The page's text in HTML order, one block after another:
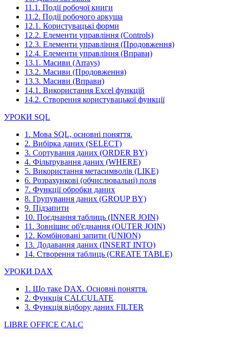
11.1. Події робочої книги
11.2. Події робочого аркуша
12.1. Користувацькі форми
12.2. Елементи управління (Controls)
12.3. Елементи управління (Продовження)
12.4. Елементи управління (Вправи)
13.1. Масиви (Arrays)
13.2. Масиви (Продовження)
13.3. Масиви (Вправи)
14.1. Використання Excel функцій
14.2. Створення користувацької функції
УРОКИ SQL
1. Мова SQL, основні поняття.
2. Вибірка даних (SELECT)
3. Сортування даних (ORDER BY)
4. Фільтрування даних (WHERE)
5. Використання метасимволів (LIKE)
6. Розрахункові (обчислювальні) поля
7. Функції обробки даних
8. Групування даних (GROUP BY)
9. Підзапити
10. Поєднання таблиць (INNER JOIN)
11. Зовнішнє об'єднання (OUTER JOIN)
12. Комбіновані запити (UNION)
13. Додавання даних (INSERT INTO)
14. Створення таблиць (CREATE TABLE)
УРОКИ DAX
1. Що таке DAX. Основні поняття.
2. Функція CALCULATE
3. Функція відбору даних FILTER
LIBRE OFFICE CALC